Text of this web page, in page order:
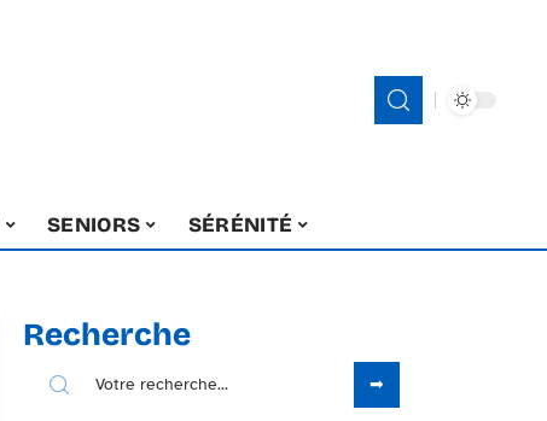
SENIORS SÉRÉNITÉ
Recherche